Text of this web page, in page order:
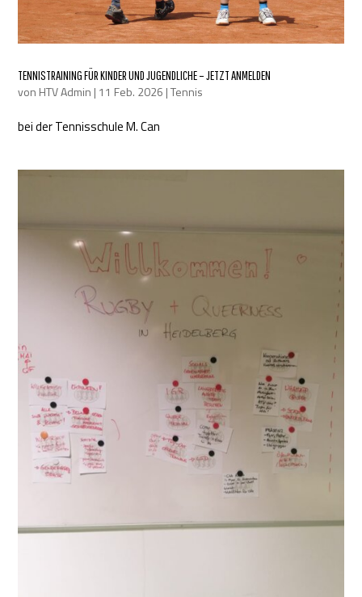
TENNISTRAINING FÜR KINDER UND JUGENDLICHE – JETZT ANMELDEN
von HTV Admin | 11 Feb. 2026 |Tennis
bei der Tennisschule M. Can